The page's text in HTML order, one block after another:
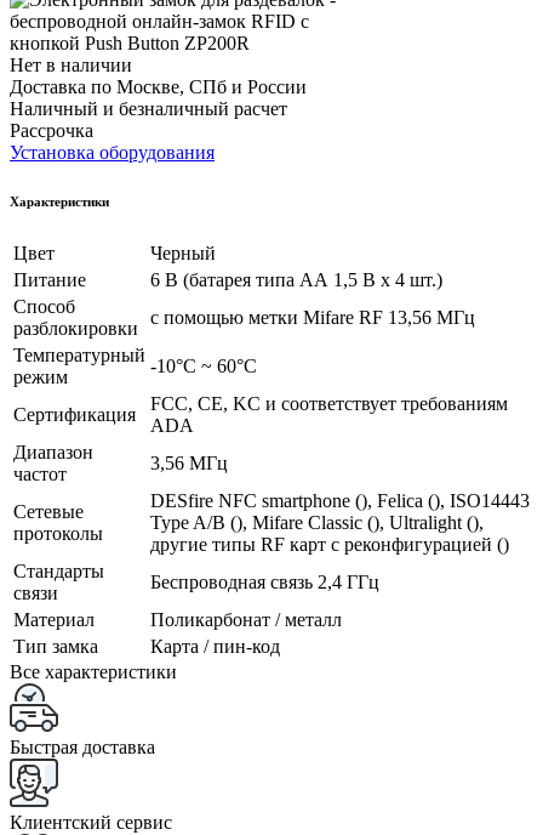
Нет в наличии
Доставка по Москве, СПб и России
Наличный и безналичный расчет
Рассрочка
Установка оборудования
Характеристики
Цвет
Черный
Питание
6 В (батарея типа АА 1,5 В х 4 шт.)
Способ
разблокировки
с помощью метки Mifare RF 13,56 МГц
Температурный
режим
-10°С ~ 60°С
Сертификация
FCC, CE, KC и соответствует требованиям
ADA
Диапазон
частот
3,56 МГц
Сетевые
протоколы
DESfire NFC smartphone (), Felica (), ISO14443
Type A/B (), Mifare Classic (), Ultralight (),
другие типы RF карт с реконфигурацией ()
Стандарты
связи
Беспроводная связь 2,4 ГГц
Материал
Поликарбонат / металл
Тип замка
Карта / пин-код
Все характеристики
Быстрая доставка
Клиентский сервис